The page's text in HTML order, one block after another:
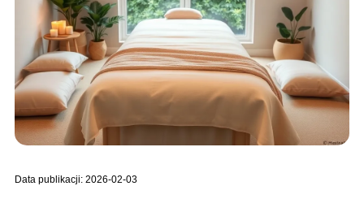
Data publikacji: 2026-02-03